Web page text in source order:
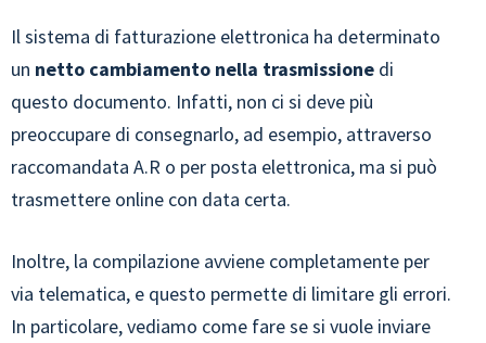
Il sistema di fatturazione elettronica ha determinato
un netto cambiamento nella trasmissione di
questo documento. Infatti, non ci si deve più
preoccupare di consegnarlo, ad esempio, attraverso
raccomandata A.R o per posta elettronica, ma si può
trasmettere online con data certa.
Inoltre, la compilazione avviene completamente per
via telematica, e questo permette di limitare gli errori.
In particolare, vediamo come fare se si vuole inviare